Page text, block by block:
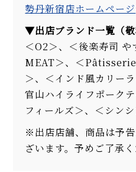
勢丹新宿店ホームページ
▼出店ブランド一覧（敬
＜O2＞、＜後楽寿司
MEAT＞、＜
＞、＜インド風カリー
官山ハイライフポーク
フィールズ＞、＜シン
※出店店舗、商品は予
ざいます。予めご了承く